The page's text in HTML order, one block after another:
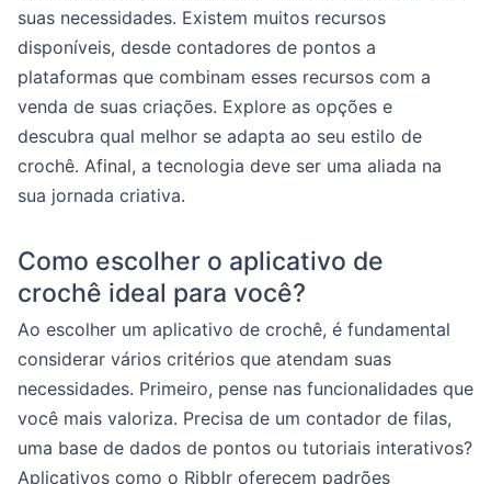
suas necessidades. Existem muitos recursos
disponíveis, desde contadores de pontos a
plataformas que combinam esses recursos com a
venda de suas criações. Explore as opções e
descubra qual melhor se adapta ao seu estilo de
crochê. Afinal, a tecnologia deve ser uma aliada na
sua jornada criativa.
Como escolher o aplicativo de
crochê ideal para você?
Ao escolher um aplicativo de crochê, é fundamental
considerar vários critérios que atendam suas
necessidades. Primeiro, pense nas funcionalidades que
você mais valoriza. Precisa de um contador de filas,
uma base de dados de pontos ou tutoriais interativos?
Aplicativos como o Ribblr oferecem padrões